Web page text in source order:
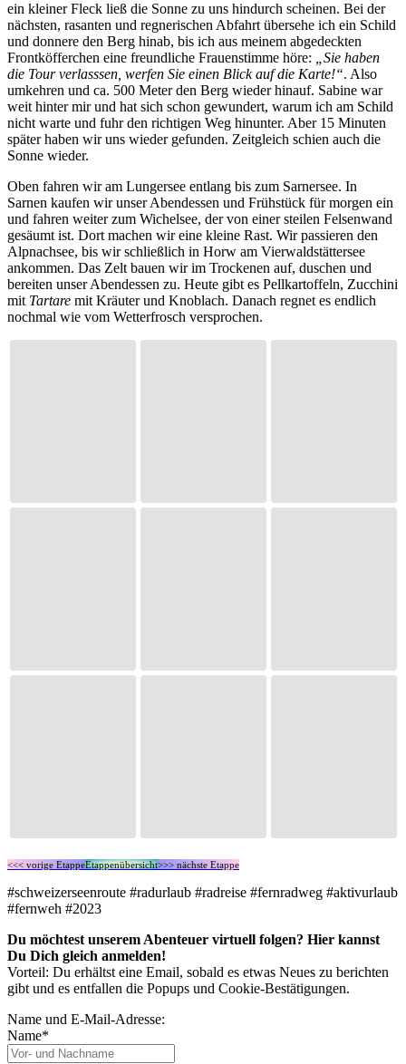
ein kleiner Fleck ließ die Sonne zu uns hindurch scheinen. Bei der
nächsten, rasanten und regnerischen Abfahrt übersehe ich ein Schild
und donnere den Berg hinab, bis ich aus meinem abgedeckten
Frontköfferchen eine freundliche Frauenstimme höre:
„Sie haben
die Tour verlasssen, werfen Sie einen Blick auf die Karte!“. Also
umkehren und ca. 500 Meter den Berg wieder hinauf. Sabine war
weit hinter mir und hat sich schon gewundert, warum ich am Schild
nicht warte und fuhr den richtigen Weg hinunter. Aber 15 Minuten
später haben wir uns wieder gefunden. Zeitgleich schien auch die
Sonne wieder.
Oben fahren wir am Lungersee entlang bis zum Sarnersee. In
Sarnen kaufen wir unser Abendessen und Frühstück für morgen ein
und fahren weiter zum Wichelsee, der von einer steilen Felsenwand
gesäumt ist. Dort machen wir eine kleine Rast. Wir passieren den
Alpnachsee, bis wir schließlich in Horw am Vierwaldstättersee
ankommen. Das Zelt bauen wir im Trockenen auf, duschen und
bereiten unser Abendessen zu. Heute gibt es Pellkartoffeln, Zucchini
mit Tartare mit Kräuter und Knoblach. Danach regnet es endlich
nochmal wie vom Wetterfrosch versprochen.
<<< vorige EtappeEtappenübersicht>>> nächste Etappe
#schweizerseenroute #radurlaub #radreise #fernradweg #aktivurlaub
#fernweh #2023
Du möchtest unserem Abenteuer virtuell folgen? Hier kannst
Du Dich gleich anmelden!
Vorteil: Du erhältst eine Email, sobald es etwas Neues zu berichten
gibt und es entfallen die Popups und Cookie-Bestätigungen.
Name und E-Mail-Adresse:
Name*